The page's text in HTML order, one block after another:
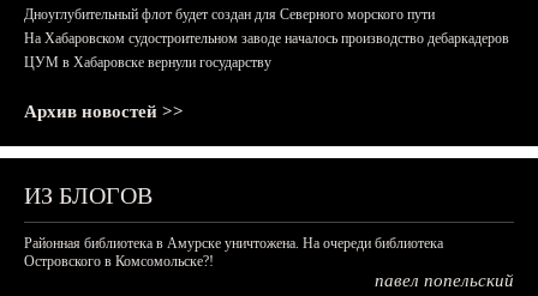
Дноуглубительный флот будет создан для Северного морского пути
На Хабаровском судостроительном заводе началось производство дебаркадеров
ЦУМ в Хабаровске вернули государству
Архив новостей >>
ИЗ БЛОГОВ
Районная библиотека в Амурске уничтожена. На очереди библиотека
Островского в Комсомольске?!
павел попельский